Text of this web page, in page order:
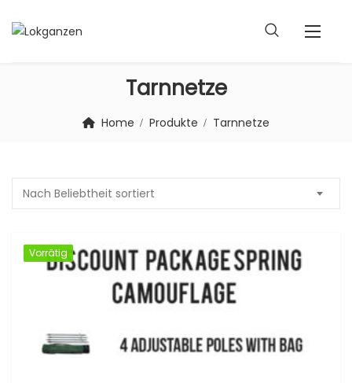
Tarnnetze
Home Produkte Tarnnetze
Nach Beliebtheit sortiert
Vorrätig
Vorrätig